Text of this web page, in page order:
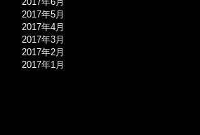
2017年5月
2017年4月
2017年3月
2017年2月
2017年1月